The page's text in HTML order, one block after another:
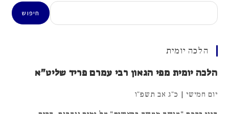
חיפוש
חיפוש
הלכה יומית
הלכה יומית מפי הגאון רבי עמרם פריד שליט"א
יום חמישי | כ"ג אב תשפ"ו